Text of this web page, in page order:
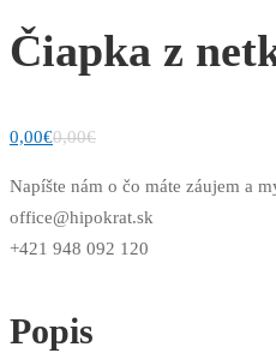
Čiapka z
0,00€0,00€
Napíšte nám o čo máte záujem a
office@hipokrat.sk
+421 948 092 120
Popis